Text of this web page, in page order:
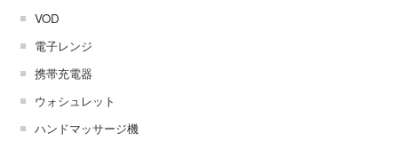
VOD
電子レンジ
携帯充電器
ウォシュレット
ハンドマッサージ機